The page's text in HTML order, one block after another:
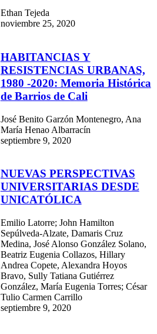
Ethan Tejeda
noviembre 25, 2020
HABITANCIAS Y
RESISTENCIAS URBANAS,
1980 -2020: Memoria Histórica
de Barrios de Cali
José Benito Garzón Montenegro, Ana
María Henao Albarracín
septiembre 9, 2020
NUEVAS PERSPECTIVAS
UNIVERSITARIAS DESDE
UNICATÓLICA
Emilio Latorre; John Hamilton
Sepúlveda-Alzate, Damaris Cruz
Medina, José Alonso González Solano,
Beatriz Eugenia Collazos, Hillary
Andrea Copete, Alexandra Hoyos
Bravo, Sully Tatiana Gutiérrez
González, María Eugenia Torres; César
Tulio Carmen Carrillo
septiembre 9, 2020